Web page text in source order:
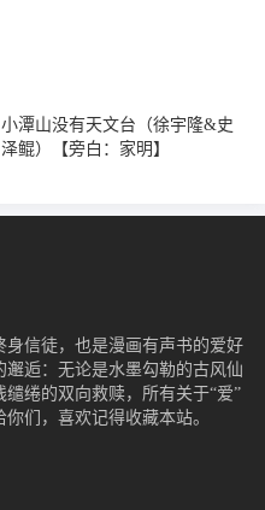
小潭山没有天文台（徐宇隆&史
泽鲲）【旁白：家明】
信徒，也是漫画有声书的爱好
逅：无论是水墨勾勒的古风仙
绻的双向救赎，所有关于“爱”
们，喜欢记得收藏本站。